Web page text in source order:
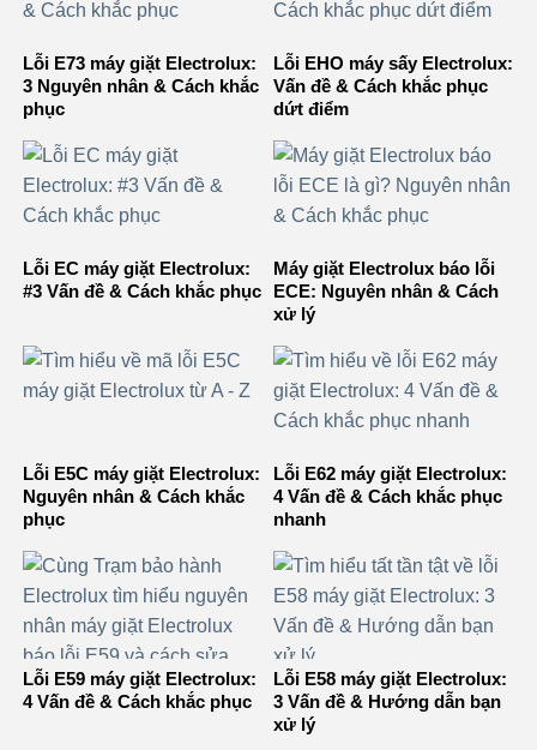
Lỗi E73 máy giặt Electrolux:
3 Nguyên nhân & Cách khắc
phục
Lỗi EHO máy sấy Electrolux:
Vấn đề & Cách khắc phục
dứt điểm
Lỗi EC máy giặt Electrolux:
#3 Vấn đề & Cách khắc phục
Máy giặt Electrolux báo lỗi
ECE: Nguyên nhân & Cách
xử lý
Lỗi E5C máy giặt Electrolux:
Nguyên nhân & Cách khắc
phục
Lỗi E62 máy giặt Electrolux:
4 Vấn đề & Cách khắc phục
nhanh
Lỗi E59 máy giặt Electrolux:
4 Vấn đề & Cách khắc phục
Lỗi E58 máy giặt Electrolux:
3 Vấn đề & Hướng dẫn bạn
xử lý